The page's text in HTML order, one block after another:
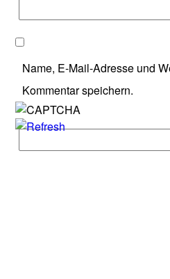
Name, E-Mail-Adresse und
Kommentar speichern.